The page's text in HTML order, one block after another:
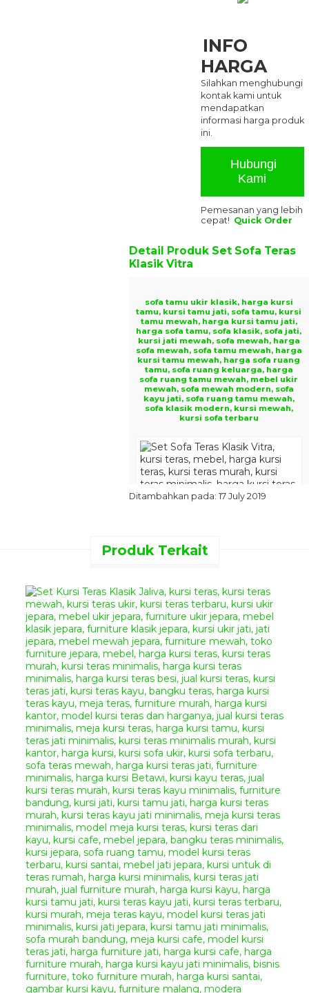
INFO
HARGA
Silahkan menghubungi
kontak kami untuk
mendapatkan
informasi harga produk
ini.
Hubungi
Kami
Pemesanan yang lebih
cepat! Quick Order
Detail Produk Set Sofa Teras
Klasik Vitra
sofa tamu ukir klasik, harga kursi
tamu, kursi tamu jati, sofa tamu, kursi
tamu mewah, harga kursi tamu jati,
harga sofa tamu, sofa klasik, sofa jati,
kursi jati mewah, sofa mewah, harga
sofa mewah, sofa tamu mewah, harga
kursi tamu mewah, harga sofa ruang
tamu, sofa ruang keluarga, harga
sofa ruang tamu mewah, mebel ukir
mewah, sofa mewah modern, sofa
kayu jati, sofa ruang tamu mewah,
sofa klasik modern, kursi mewah,
kursi sofa terbaru
Ditambahkan pada: 17 July 2019
Produk Terkait